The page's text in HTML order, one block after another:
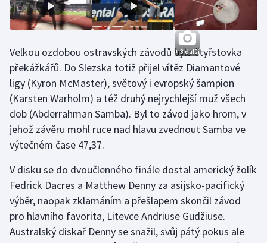
+ 3 další
Velkou ozdobou ostravských závodů byla čtyřstovka
překážkářů. Do Slezska totiž přijel vítěz Diamantové
ligy (Kyron McMaster), světový i evropský šampion
(Karsten Warholm) a též druhý nejrychlejší muž všech
dob (Abderrahman Samba). Byl to závod jako hrom, v
jehož závěru mohl ruce nad hlavu zvednout Samba ve
výtečném čase 47,37.
V disku se do dvoučlenného finále dostal americký žolík
Fedrick Dacres a Matthew Denny za asijsko-pacifický
výběr, naopak zklamáním a přešlapem skončil závod
pro hlavního favorita, Litevce Andriuse Gudžiuse.
Australský diskař Denny se snažil, svůj pátý pokus ale